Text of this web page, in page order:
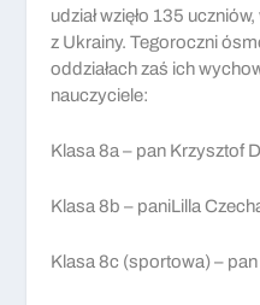
udział wzięło 135
z Ukrainy. Tegoroczni
oddziałach zaś ich
nauczyciele:
Klasa 8a – pan Krzysztof
Klasa 8b – paniLilla
Klasa 8c (sportowa) –